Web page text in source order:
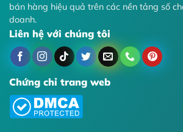
bán hàng hiệu quả trên các nền tảng số
doanh.
Liên hệ với chúng tôi
Chứng chỉ trang web